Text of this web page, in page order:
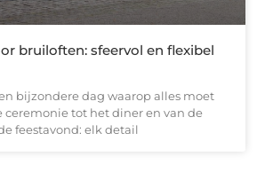
bruiloften: sfeervol en flexibel
bijzondere dag waarop alles moet
ceremonie tot het diner en van de
feestavond: elk detail